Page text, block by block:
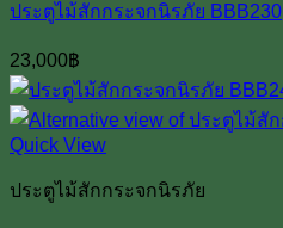
ประตูไม้สักกระจกนิรภัย BBB230
23,000฿
Quick View
ประตูไม้สักกระจกนิรภัย